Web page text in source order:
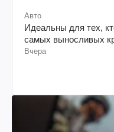
Авто
Идеальны для тех,
самых выносливых
Вчера